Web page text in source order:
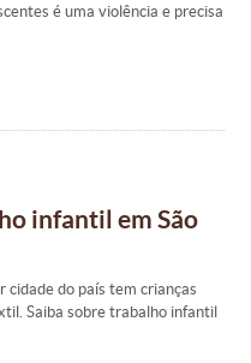
é uma violência e precisa
infantil em São
cidade do país tem crianças
Saiba sobre trabalho infantil